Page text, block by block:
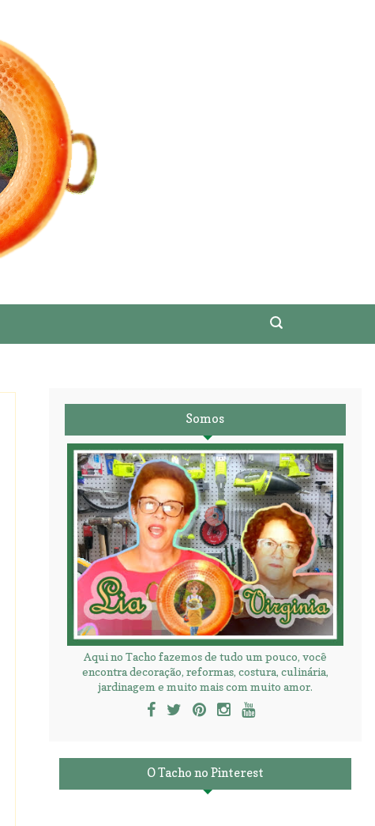
Somos
Aqui no Tacho fazemos de tudo um pouco, você
encontra decoração, reformas, costura, culinária,
jardinagem e muito mais com muito amor.
O Tacho no Pinterest